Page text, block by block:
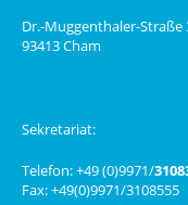
Dr.-Muggenthaler-Straße
93413 Cham
Sekretariat:
Telefon: +49 (0)9971/
Fax: +49(0)9971/3108555